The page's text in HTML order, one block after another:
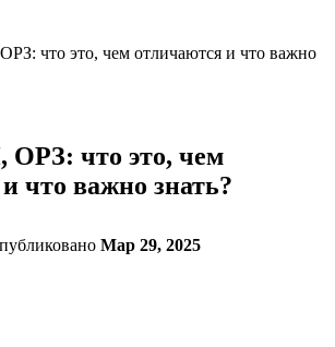
что это, чем отличаются и что важно
что это, чем
что важно знать?
Мар 29, 2025